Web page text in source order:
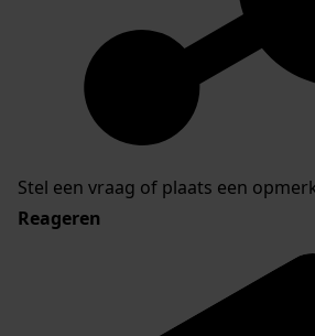
Stel een vraag of plaats een
Reageren